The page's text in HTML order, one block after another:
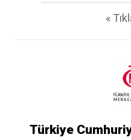
«
Türkiye